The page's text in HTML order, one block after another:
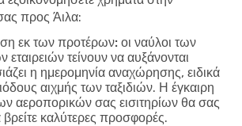
προς Άιλα:
εκ των προτέρων: οι ναύλοι των
τείνουν να αυξάνονται
η ημερομηνία αναχώρησης, ειδικά
αιχμής των ταξιδιών. Η έγκαιρη
αεροπορικών σας εισιτηρίων θα σας
καλύτερες προσφορές.